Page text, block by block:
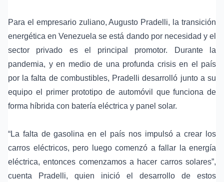
Para el empresario zuliano, Augusto Pradelli, la transición
energética en Venezuela se está dando por necesidad y el
sector privado es el principal promotor. Durante la
pandemia, y en medio de una profunda crisis en el país
por la falta de combustibles, Pradelli desarrolló junto a su
equipo el primer prototipo de automóvil que funciona de
forma híbrida con batería eléctrica y panel solar.
“La falta de gasolina en el país nos impulsó a crear los
carros eléctricos, pero luego comenzó a fallar la energía
eléctrica, entonces comenzamos a hacer carros solares”,
cuenta Pradelli, quien inició el desarrollo de estos